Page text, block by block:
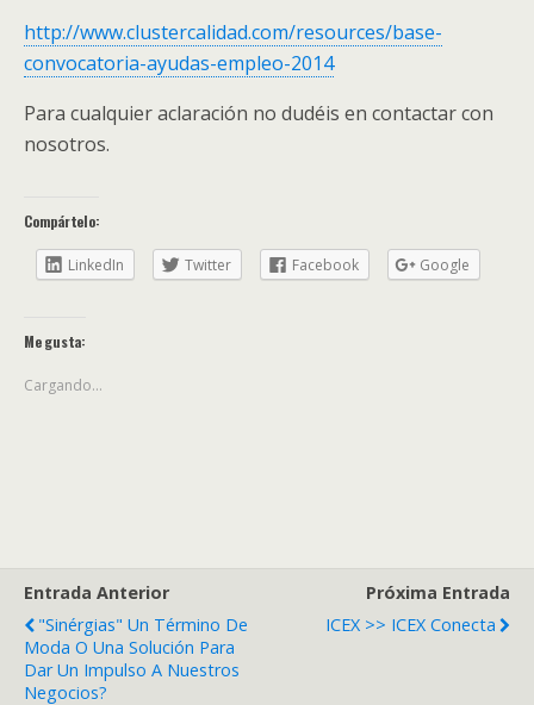
http://www.clustercalidad.com/resources/base-
convocatoria-ayudas-empleo-2014
Para cualquier aclaración no dudéis en contactar con
nosotros.
Compártelo:
LinkedIn Twitter Facebook Google
Me gusta:
Cargando...
Entrada Anterior
"Sinérgias" Un Término De
Moda O Una Solución Para
Dar Un Impulso A Nuestros
Negocios?
Próxima Entrada
ICEX >> ICEX Conecta